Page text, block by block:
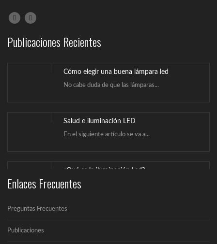
Publicaciones Recientes
Cómo elegir una buena lámpara led
No cabe duda de que las lámparas...
Salud e iluminación LED
En el siguiente artículo se va a...
¿Qué es la iluminación Led?
Un LED (Lighting Emitting Diode) es un...
Enlaces Frecuentes
Preguntas Frecuentes
Publicaciones